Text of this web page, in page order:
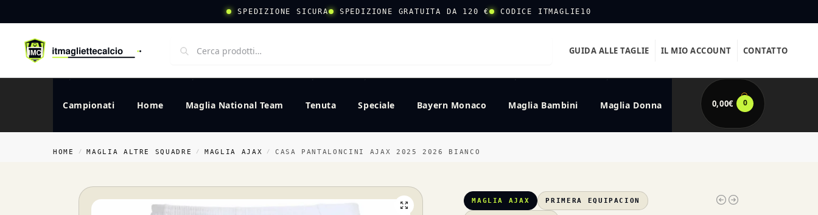
SPEDIZIONE SICURA SPEDIZIONE GRATUITA DA 120 € CODICE ITMAGLIE10
GUIDA ALLE TAGLIE IL MIO ACCOUNT CONTATTO
Campionati Home Maglia National Team Tenuta Speciale Bayern Monaco Maglia Bambini Maglia Donna 0,00€ 0
HOME / MAGLIA ALTRE SQUADRE / MAGLIA AJAX / CASA PANTALONCINI AJAX 2025 2026 BIANCO
MAGLIA AJAX PRIMERA EQUIPACION